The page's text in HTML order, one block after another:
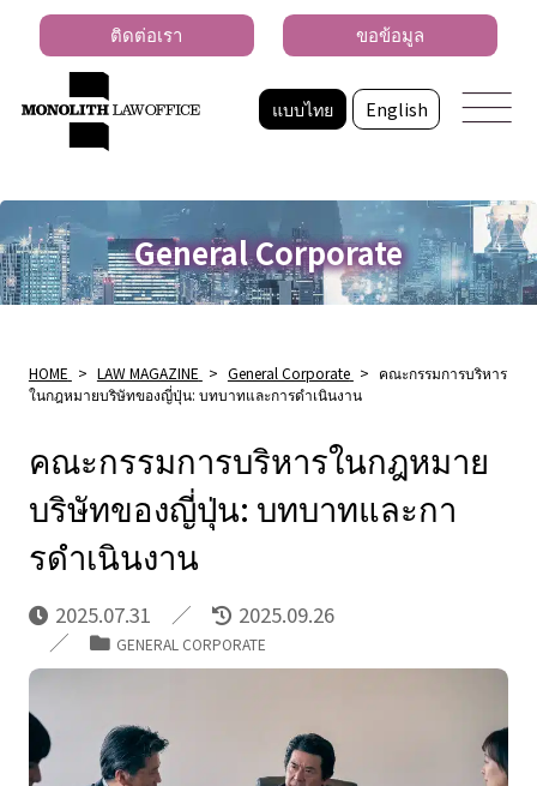
แบบไทย English
ติดต่อเรา ขอข้อมูล
General Corporate
HOME > LAW MAGAZINE > General Corporate > คณะกรรมการบริหาร
ในกฎหมายบริษัทของญี่ปุ่น: บทบาทและการดําเนินงาน
คณะกรรมการบริหารในกฎหมาย
บริษัทของญี่ปุ่น: บทบาทและกา
รดําเนินงาน
2025.07.31 2025.09.26
GENERAL CORPORATE